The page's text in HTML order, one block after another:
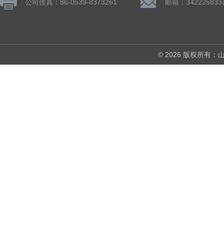
公司传真：86-0539-8373261 邮箱：
© 2026 版权所有：